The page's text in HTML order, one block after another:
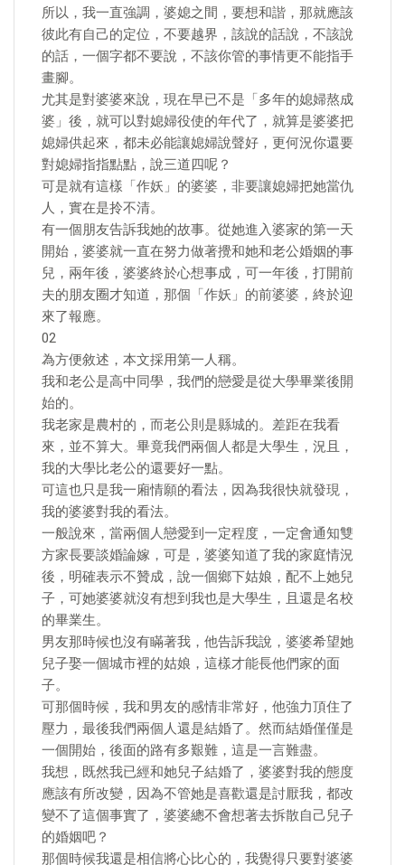
所以，我一直強調，婆媳之間，要想和諧，那就應該
彼此有自己的定位，不要越界，該說的話說，不該說
的話，一個字都不要說，不該你管的事情更不能指手
畫腳。
尤其是對婆婆來說，現在早已不是「多年的媳婦熬成
婆」後，就可以對媳婦役使的年代了，就算是婆婆把
媳婦供起來，都未必能讓媳婦說聲好，更何況你還要
對媳婦指指點點，說三道四呢？
可是就有這樣「作妖」的婆婆，非要讓媳婦把她當仇
人，實在是拎不清。
有一個朋友告訴我她的故事。從她進入婆家的第一天
開始，婆婆就一直在努力做著攪和她和老公婚姻的事
兒，兩年後，婆婆終於心想事成，可一年後，打開前
夫的朋友圈才知道，那個「作妖」的前婆婆，終於迎
來了報應。
02
為方便敘述，本文採用第一人稱。
我和老公是高中同學，我們的戀愛是從大學畢業後開
始的。
我老家是農村的，而老公則是縣城的。差距在我看
來，並不算大。畢竟我們兩個人都是大學生，況且，
我的大學比老公的還要好一點。
可這也只是我一廂情願的看法，因為我很快就發現，
我的婆婆對我的看法。
一般說來，當兩個人戀愛到一定程度，一定會通知雙
方家長要談婚論嫁，可是，婆婆知道了我的家庭情況
後，明確表示不贊成，說一個鄉下姑娘，配不上她兒
子，可她婆婆就沒有想到我也是大學生，且還是名校
的畢業生。
男友那時候也沒有瞞著我，他告訴我說，婆婆希望她
兒子娶一個城市裡的姑娘，這樣才能長他們家的面
子。
可那個時候，我和男友的感情非常好，他強力頂住了
壓力，最後我們兩個人還是結婚了。然而結婚僅僅是
一個開始，後面的路有多艱難，這是一言難盡。
我想，既然我已經和她兒子結婚了，婆婆對我的態度
應該有所改變，因為不管她是喜歡還是討厭我，都改
變不了這個事實了，婆婆總不會想著去拆散自己兒子
的婚姻吧？
那個時候我還是相信將心比心的，我覺得只要對婆婆